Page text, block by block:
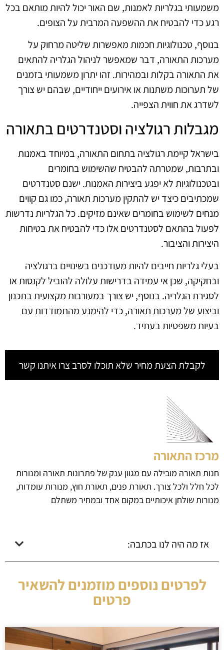
משמעותי בגלריות לאמנות, שם האור יכול להיות מותאם בכל
רגע כדי להבטיח את ההשפעה המרבית על הצופים.
בנוסף, טכנולוגיות חכמות מאפשרות שליטה מרחוק על
מערכות התאורה, דבר שמאפשר לניהול הגלריה להתאים
את התאורה בקלות ובמהירות. זהו יתרון משמעותי בזמנים
של תערוכות משתנות או אירועים ייחודיים, שבהם יש צורך
לשדרג את חווית הצפייה.
מגבלות רגולציה וסטנדרטים בתאורה
בישראל קיימת רגולציה בתחום התאורה, במיוחד באמנות
ובתרבות, שמטרתה להבטיח שהשימוש בחומרים
ובטכנולוגיות לא יפגע ביצירות האמנות. ישנם סטנדרטים
שמכתיבים כיצד יש להתקין מערכות תאורה, כמו גם קווים
מנחים לשימוש בחומרים שאינם מזיקים. כל הגלריות נדרשות
לפעול בהתאם לסטנדרטים אלו כדי להבטיח את בטיחות
היצירות והציבור.
בעלי גלריות חייבים להיות מעודכנים בשינויים ברגולציה
ובחקיקה, שכן אי עמידה בדרישות עלולה להוביל לקנסות או
לסגירת הגלריה. בנוסף, יש צורך במעורבות מקצועית בתכנון
וביצוע של מערכות תאורה, כדי להימנע מהתמודדות עם
בעיות משפטיות בעתיד.
לקבלת הצעת מחיר שלא תוכלו לסרב צרו איתנו קשר
מרכז התאורה
חנות תאורה מובילה עם מגוון ענק של פתרונות תאורה ומנורות
לכל חלל ולכל צורך. תאורת פנים, תאורת חוץ, מנורות עומדות,
מנורות שולחן איכותיים במקום אחד ובמחיר משתלם
אז מה היה לנו בכתבה:
לפרטים נוספים מוזמנים להשאיר
פרטים